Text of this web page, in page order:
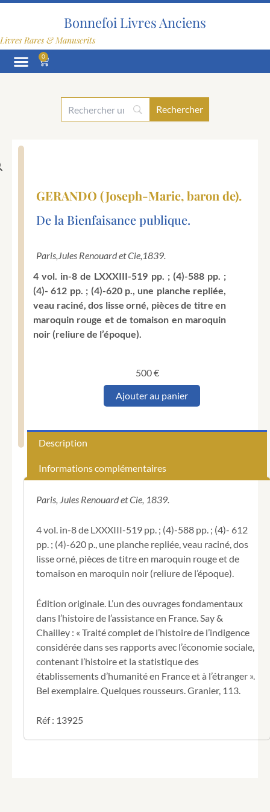
Aller
Bonnefoi Livres Anciens
Livres Rares & Manuscrits
0
Panier
GERANDO (Joseph-Marie, baron de).
De la Bienfaisance publique.
Paris,Jules Renouard et Cie,1839.
4 vol. in-8 de LXXXIII-519 pp. ; (4)-588 pp. ;
(4)- 612 pp. ; (4)-620 p., une planche repliée,
veau raciné, dos lisse orné, pièces de titre en
maroquin rouge et de tomaison en maroquin
noir (reliure de l’époque).
500€
quantité
De
Bienfaisance
Ajouter au panier
Description
Informations complémentaires
Paris, Jules Renouard et Cie, 1839.
4 vol. in-8 de LXXXIII-519 pp. ; (4)-588 pp. ; (4)- 612
pp. ; (4)-620 p., une planche repliée, veau raciné, dos
lisse orné, pièces de titre en maroquin rouge et de
tomaison en maroquin noir (reliure de l’époque).
Édition originale. L’un des ouvrages fondamentaux
dans l’histoire de l’assistance en France. Say &
Chailley : « Traité complet de l’histoire de l’indigence
considérée dans ses rapports avec l’économie sociale,
contenant l’histoire et la statistique des
établissements d’humanité en France et à l’étranger ».
Bel exemplaire. Quelques rousseurs. Granier, 113.
Réf : 13925